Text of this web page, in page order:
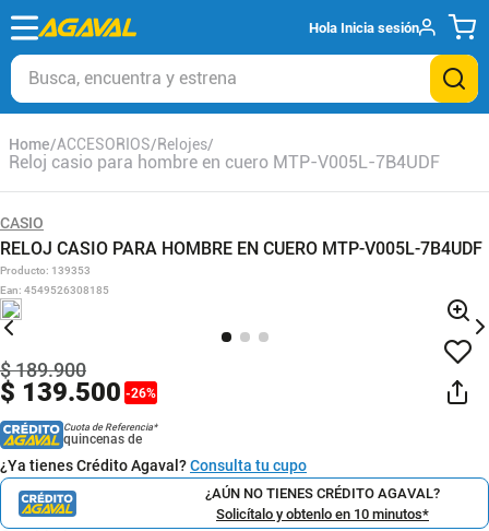
Hola Inicia sesión
Busca, encuentra y estrena
ACCESORIOS Relojes
Reloj casio para hombre en cuero MTP-V005L-7B4UDF
CASIO
RELOJ CASIO PARA HOMBRE EN CUERO MTP-V005L-7B4UDF
Producto: 139353
Ean: 4549526308185
$ 139.500 -26%
$189.900
Cuota de Referencia*
quincenas de
¿Ya tienes Crédito Agaval?Consulta tu cupo
¿AÚN NO TIENES CRÉDITO AGAVAL?
Solicítalo y obtenlo en 10 minutos*